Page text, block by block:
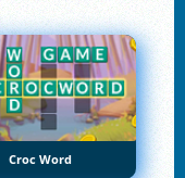
Croc Word